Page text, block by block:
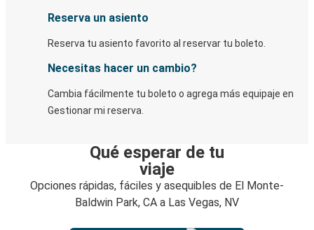
Reserva un asiento
Reserva tu asiento favorito al reservar tu boleto.
Necesitas hacer un cambio?
Cambia fácilmente tu boleto o agrega más equipaje en
Gestionar mi reserva.
Qué esperar de tu
viaje
Opciones rápidas, fáciles y asequibles de El Monte-
Baldwin Park, CA a Las Vegas, NV